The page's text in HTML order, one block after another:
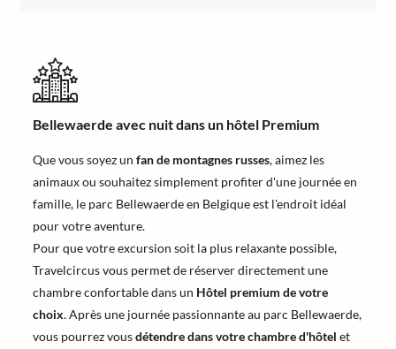
Bellewaerde avec nuit dans un hôtel Premium
Que vous soyez un fan de montagnes russes, aimez les
animaux ou souhaitez simplement profiter d'une journée en
famille, le parc Bellewaerde en Belgique est l'endroit idéal
pour votre aventure.
Pour que votre excursion soit la plus relaxante possible,
Travelcircus vous permet de réserver directement une
chambre confortable dans un Hôtel premium de votre
choix. Après une journée passionnante au parc Bellewaerde,
vous pourrez vousdétendre dans votre chambre d'hôtel et